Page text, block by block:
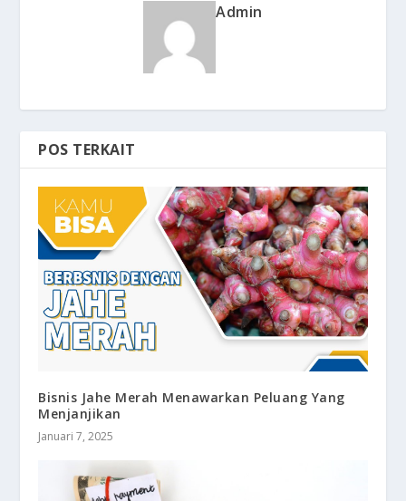
Admin
POS TERKAIT
Bisnis Jahe Merah Menawarkan Peluang Yang
Menjanjikan
Januari 7, 2025